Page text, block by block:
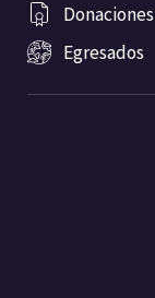
Donaciones
Egresados